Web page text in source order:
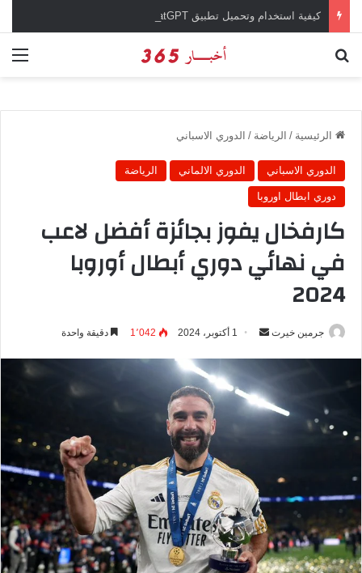
الرئيسية / الرياضة / الدوري الاسباني
الدوري الاسباني الدوري الالماني الرياضة
دوري ابطال اوروبا
كارفخال يفوز بجائزة أفضل لاعب
في نهائي دوري أبطال أوروبا
2024
جرمين خيرت
ل
ب
ا
إ
ل
ك
ت
1 أكتوبر، 2024 1٬042 دقيقة واحدة